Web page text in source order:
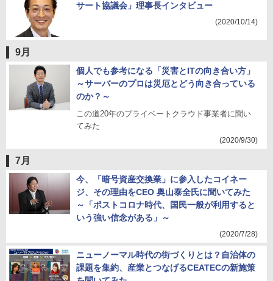
サート協議会」理事長インタビュー
(2020/10/14)
9月
個人でも参考になる「災害とITの向き合い方」
～サーバーのプロは災厄とどう向き合っている
のか？～
この道20年のプライベートクラウド事業者に聞い
てみた
(2020/9/30)
7月
今、「暗号資産交換業」に参入したコイネー
ジ、その理由をCEO 奥山泰全氏に聞いてみた
～「ポストコロナ時代、国民一般が利用すると
いう強い信念がある」～
(2020/7/28)
ニューノーマル時代の街づくりとは？自治体の
課題を集約、産業とつなげるCEATECの新施策